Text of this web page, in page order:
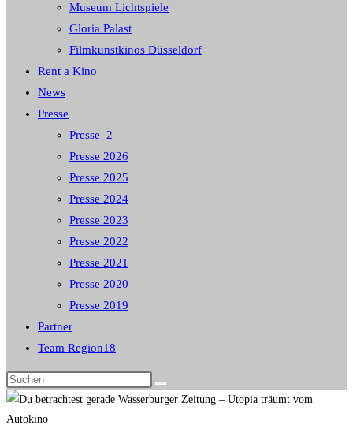
Museum Lichtspiele
Gloria Palast
Filmkunstkinos Düsseldorf
Rent a Kino
News
Presse
Presse_2
Presse 2026
Presse 2025
Presse 2024
Presse 2023
Presse 2022
Presse 2021
Presse 2020
Presse 2019
Partner
Team Region18
Diese
Website
durchsuchen